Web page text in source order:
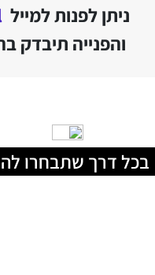
ניתן לפנות למייל
והפנייה תיבדק
בכל דרך שתבחרו